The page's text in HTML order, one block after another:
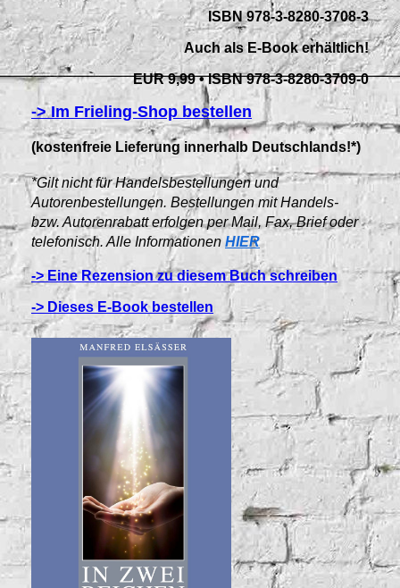
ISBN 978-3-8280-3708-3
Auch als E-Book erhältlich!
EUR 9,99 • ISBN 978-3-8280-3709-0
-> Im Frieling-Shop bestellen
(kostenfreie Lieferung innerhalb Deutschlands!*)
*Gilt nicht für Handelsbestellungen und
Autorenbestellungen. Bestellungen mit Handels-
bzw. Autorenrabatt erfolgen per Mail, Fax, Brief oder
telefonisch. Alle Informationen HIER
-> Eine Rezension zu diesem Buch schreiben
-> Dieses E-Book bestellen